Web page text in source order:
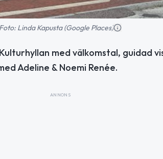
Foto: Linda Kapusta (Google Places)
med välkomstal, guidad
Adeline & Noemi Renée.
ANNONS